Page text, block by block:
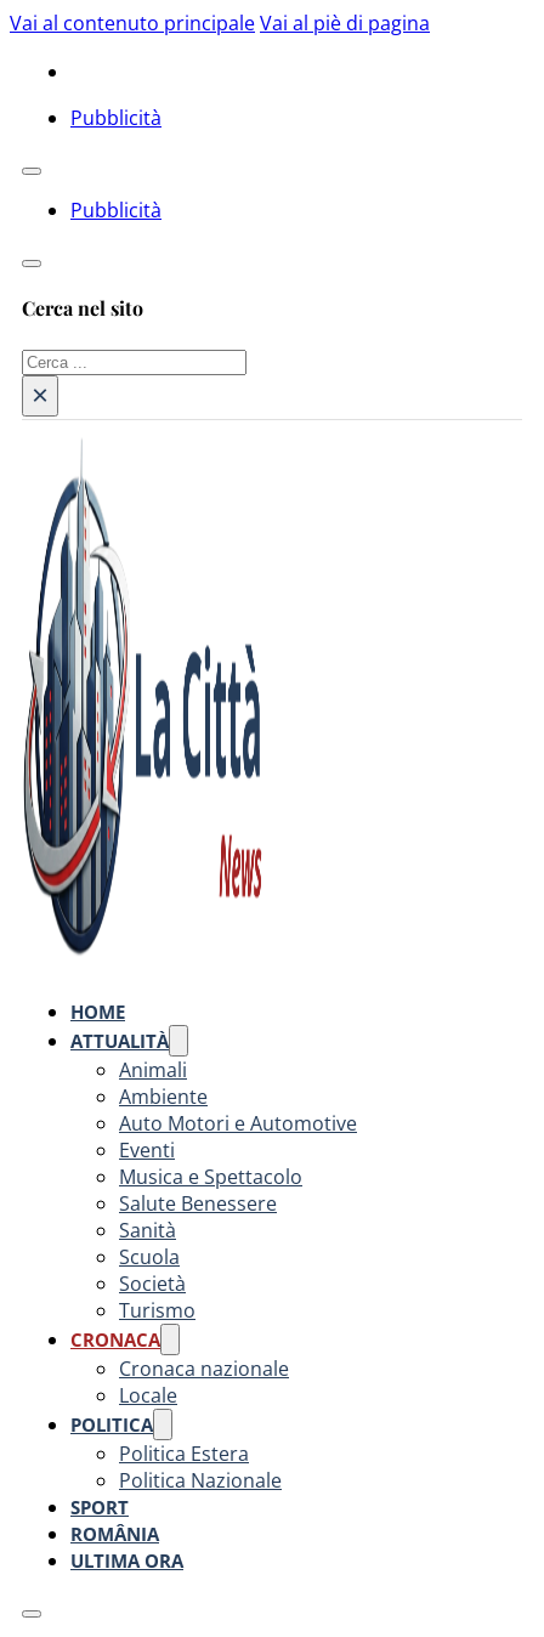
Vai al contenuto principaleVai al piè di pagina
Pubblicità
Pubblicità
Cerca nel sito
Cerca
×
HOME
ATTUALITÀ
Animali
Ambiente
Auto Motori e Automotive
Eventi
Musica e Spettacolo
Salute Benessere
Sanità
Scuola
Società
Turismo
CRONACA
Cronaca nazionale
Locale
POLITICA
Politica Estera
Politica Nazionale
SPORT
ROMÂNIA
ULTIMA ORA